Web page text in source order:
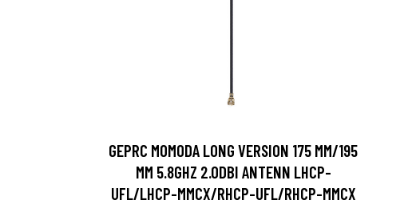
GEPRC MOMODA LONG VERSION 175 MM/195
MM 5.8GHZ 2.0DBI ANTENN LHCP-
UFL/LHCP-MMCX/RHCP-UFL/RHCP-MMCX